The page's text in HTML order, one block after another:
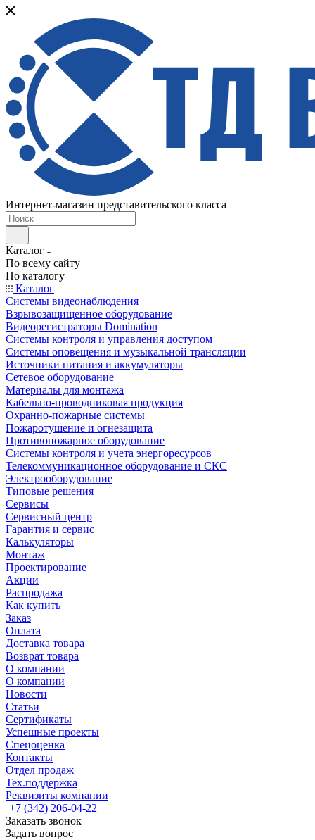
Интернет-магазин представительского класса
Каталог
По всему сайту
По каталогу
Каталог
Системы видеонаблюдения
Взрывозащищенное оборудование
Видеорегистраторы Domination
Системы контроля и управления доступом
Системы оповещения и музыкальной трансляции
Источники питания и аккумуляторы
Сетевое оборудование
Материалы для монтажа
Кабельно-проводниковая продукция
Охранно-пожарные системы
Пожаротушение и огнезащита
Противопожарное оборудование
Системы контроля и учета энергоресурсов
Телекоммуникационное оборудование и СКС
Электрооборудование
Типовые решения
Сервисы
Сервисный центр
Гарантия и сервис
Калькуляторы
Монтаж
Проектирование
Акции
Распродажа
Как купить
Заказ
Оплата
Доставка товара
Возврат товара
О компании
О компании
Новости
Статьи
Сертификаты
Успешные проекты
Спецоценка
Контакты
Отдел продаж
Тех.поддержка
Реквизиты компании
+7 (342) 206-04-22
Заказать звонок
Задать вопрос